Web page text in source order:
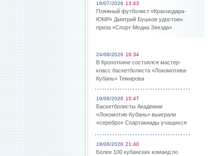
16/07/2026 13:43
Пляжный футболист «Краснодара-
ЮМР» Дмитрий Бушков удостоен
приза «Спорт Медиа Звезда»
24/06/2026 16:34
В Кропоткине состоялся мастер-
класс баскетболиста «Локомотива-
Кубань» Темирова
19/06/2026 15:47
Баскетболисты Академии
«Локомотив-Кубань» выиграли
«серебро» Спартакиады учащихся
18/06/2026 21:40
Более 100 кубанских команд по